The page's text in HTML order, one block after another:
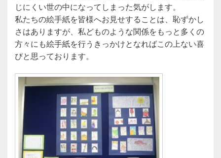
じにくい世の中になってしまった気がします。
私たちの絵手紙を皆様へお見せすることは、恥ずかし
さはありますが、私どものような関係をもっと多くの
方々にも絵手紙を行うきっかけとなればこの上ない喜
びと思っております。